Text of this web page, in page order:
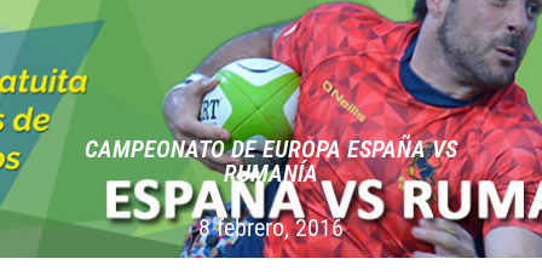
CAMPEONATO DE EUROPA ESPAÑA VS
RUMANÍA
8 febrero, 2016